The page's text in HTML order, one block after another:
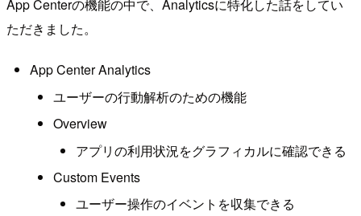
App Centerの機能の中で、Analyticsに特化した話をしてい
ただきました。
App Center Analytics
ユーザーの行動解析のための機能
Overview
アプリの利用状況をグラフィカルに確認できる
Custom Events
ユーザー操作のイベントを収集できる